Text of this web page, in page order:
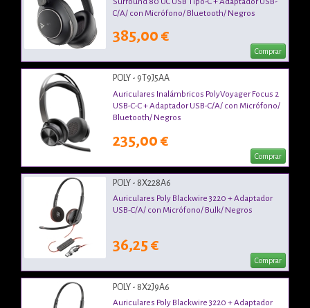
C/A/ con Micrófono/ Bluetooth/ Negros
385,00 €
Comprar
POLY - 9T9J5AA
Auriculares Inalámbricos PolyVoyager Focus 2
USB-C-C + Adaptador USB-C/A/ con Micrófono/
Bluetooth/ Negros
235,00 €
Comprar
POLY - 8X228A6
Auriculares Poly Blackwire 3220 + Adaptador
USB-C/A/ con Micrófono/ Bulk/ Negros
36,25 €
Comprar
POLY - 8X2J9A6
Auriculares Poly Blackwire 3220 + Adaptador